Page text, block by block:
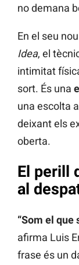
no demana
En el seu
Idea, el
intimitat
sort. És una
una escolta
deixant els
oberta.
El perill
al
“Som el que
afirma Luis
frase és un